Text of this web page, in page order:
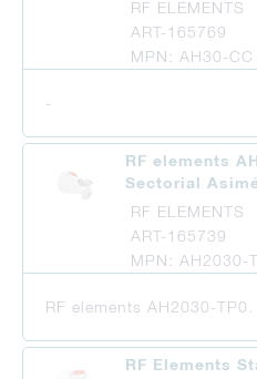
RF ELEMENTS
ART-165769
MPN: AH30-CC
-
RF elements
Sectorial
RF ELEMENTS
ART-165739
MPN: AH2030-
RF elements AH2030-
RF Elements